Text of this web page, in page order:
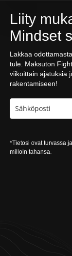
Liity
Mindset
Lakkaa
tule. Maksuton
viikoittain ajatuksia
rakentamiseen!
*Tietosi ovat turvassa
milloin tahansa.